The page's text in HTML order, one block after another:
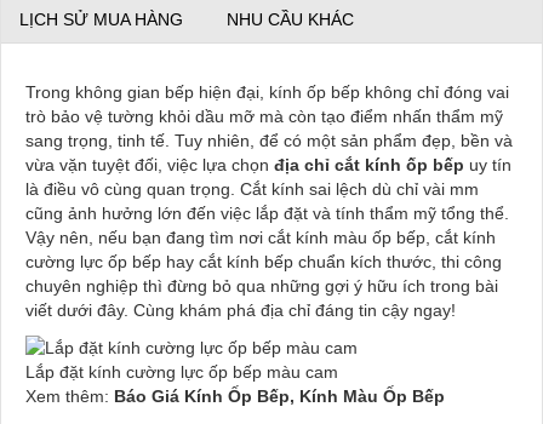
LỊCH SỬ MUA HÀNG NHU CẦU KHÁC
Trong không gian bếp hiện đại, kính ốp bếp không chỉ đóng vai
trò bảo vệ tường khỏi dầu mỡ mà còn tạo điểm nhấn thẩm mỹ
sang trọng, tinh tế. Tuy nhiên, để có một sản phẩm đẹp, bền và
vừa vặn tuyệt đối, việc lựa chọn địa chỉ cắt kính ốp bếp uy tín
là điều vô cùng quan trọng. Cắt kính sai lệch dù chỉ vài mm
cũng ảnh hưởng lớn đến việc lắp đặt và tính thẩm mỹ tổng thể.
Vậy nên, nếu bạn đang tìm nơi cắt kính màu ốp bếp, cắt kính
cường lực ốp bếp hay cắt kính bếp chuẩn kích thước, thi công
chuyên nghiệp thì đừng bỏ qua những gợi ý hữu ích trong bài
viết dưới đây. Cùng khám phá địa chỉ đáng tin cậy ngay!
Lắp đặt kính cường lực ốp bếp màu cam
Xem thêm: Báo Giá Kính Ốp Bếp, Kính Màu Ốp Bếp